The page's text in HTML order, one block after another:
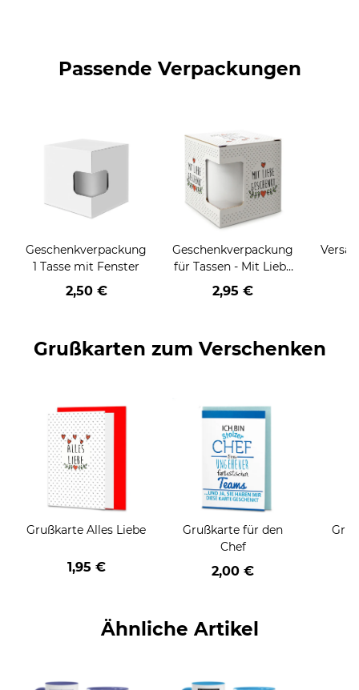
Passende Verpackungen
Geschenkverpackung
1 Tasse mit Fenster
2,50 €
Geschenkverpackung
für Tassen - Mit Liebe
geschenkt
2,95 €
Grußkarten zum Verschenken
Grußkarte Alles Liebe
1,95 €
Grußkarte für den
Chef
2,00 €
Ähnliche Artikel